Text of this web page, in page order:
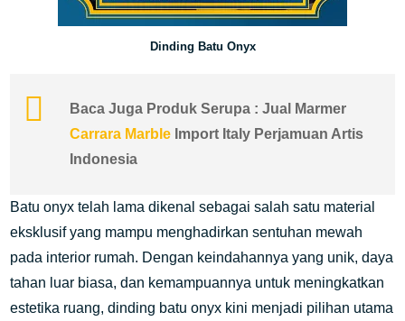
Dinding Batu Onyx
Baca Juga Produk Serupa : Jual Marmer
Carrara Marble Import Italy Perjamuan Artis
Indonesia
Batu onyx telah lama dikenal sebagai salah satu material
eksklusif yang mampu menghadirkan sentuhan mewah
pada interior rumah. Dengan keindahannya yang unik, daya
tahan luar biasa, dan kemampuannya untuk meningkatkan
estetika ruang, dinding batu onyx kini menjadi pilihan utama